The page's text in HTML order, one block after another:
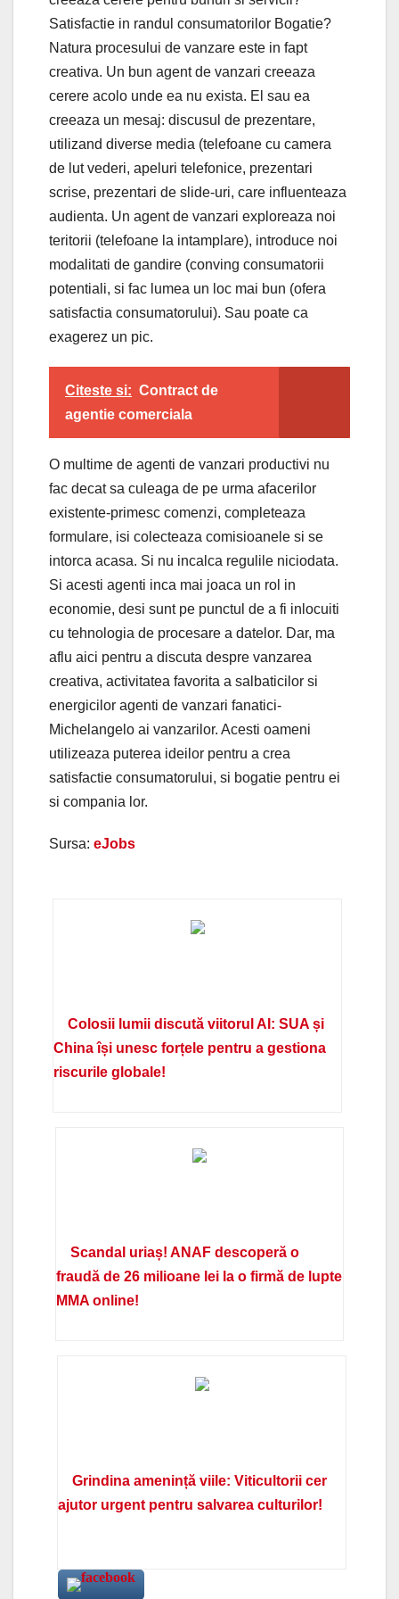
Satisfactie in randul consumatorilor Bogatie?
Natura procesului de vanzare este in fapt
creativa. Un bun agent de vanzari creeaza
cerere acolo unde ea nu exista. El sau ea
creeaza un mesaj: discusul de prezentare,
utilizand diverse media (telefoane cu camera
de lut vederi, apeluri telefonice, prezentari
scrise, prezentari de slide-uri, care influenteaza
audienta. Un agent de vanzari exploreaza noi
teritorii (telefoane la intamplare), introduce noi
modalitati de gandire (conving consumatorii
potentiali, si fac lumea un loc mai bun (ofera
satisfactia consumatorului). Sau poate ca
exagerez un pic.
Citeste si: Contract de
agentie comerciala
O multime de agenti de vanzari productivi nu
fac decat sa culeaga de pe urma afacerilor
existente-primesc comenzi, completeaza
formulare, isi colecteaza comisioanele si se
intorca acasa. Si nu incalca regulile niciodata.
Si acesti agenti inca mai joaca un rol in
economie, desi sunt pe punctul de a fi inlocuiti
cu tehnologia de procesare a datelor. Dar, ma
aflu aici pentru a discuta despre vanzarea
creativa, activitatea favorita a salbaticilor si
energicilor agenti de vanzari fanatici-
Michelangelo ai vanzarilor. Acesti oameni
utilizeaza puterea ideilor pentru a crea
satisfactie consumatorului, si bogatie pentru ei
si compania lor.
Sursa: eJobs
Colosii lumii discută viitorul AI: SUA și
China își unesc forțele pentru a gestiona
riscurile globale!
Scandal uriaș! ANAF descoperă o
fraudă de 26 milioane lei la o firmă de lupte
MMA online!
Grindina amenință viile: Viticultorii cer
ajutor urgent pentru salvarea culturilor!